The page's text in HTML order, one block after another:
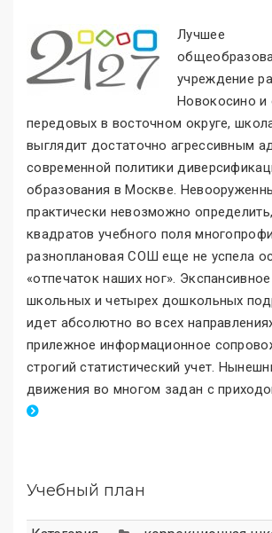
Лучшее
учреждение
Новокосино и
передовых в восточном округе,
выглядит достаточно агрессивным
современной политики
образования в Москве.
практически невозможно
квадратов учебного поля
разноплановая СОШ еще не успела
«отпечаток наших ног».
школьных и четырех дошкольных
идет абсолютно во всех
прилежное информационное
строгий статистический учет.
движения во многом задан с
Учебный план